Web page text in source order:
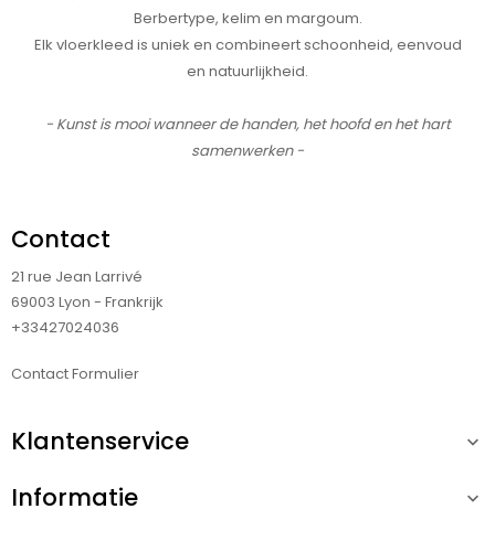
Berbertype, kelim en margoum.
Elk vloerkleed is uniek en combineert schoonheid, eenvoud
en natuurlijkheid.
- Kunst is mooi wanneer de handen, het hoofd en het hart
samenwerken -
Contact
21 rue Jean Larrivé
69003 Lyon - Frankrijk
+33427024036
Contact Formulier
Klantenservice 
Informatie 